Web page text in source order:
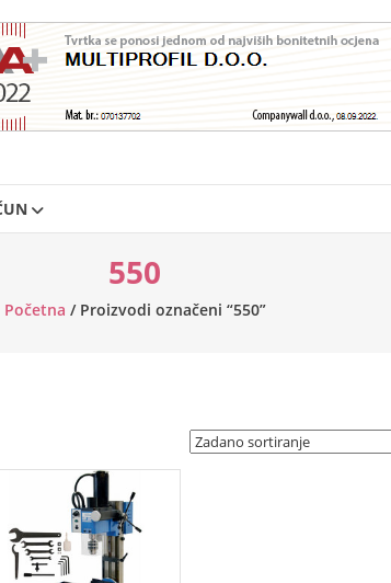
550
Početna / Proizvodi označeni “550”